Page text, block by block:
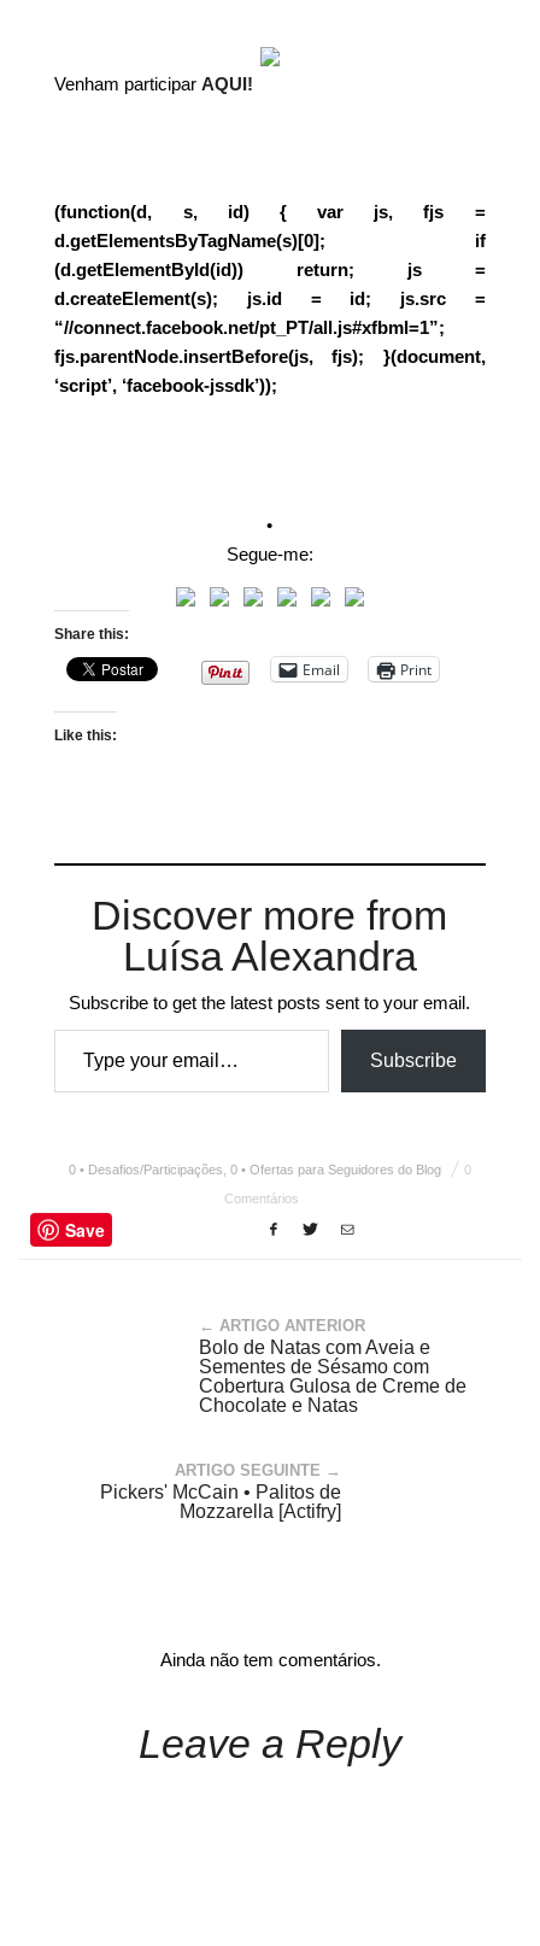
Venham participarAQUI!
(function(d, s, id) { var js, fjs =
d.getElementsByTagName(s)[0]; if
(d.getElementById(id)) return; js =
d.createElement(s); js.id = id; js.src =
“//connect.facebook.net/pt_PT/all.js#xfbml=1”;
fjs.parentNode.insertBefore(js, fjs); }(document,
‘script’, ‘facebook-jssdk’));
•
Segue-me:
Share this:
Email Print
Like this:
Discover more from
Luísa Alexandra
Subscribe to get the latest posts sent to your email.
Type your email…
Subscribe
0 • Desafios/Participações 0 • Ofertas para Seguidores do Blog
0
Comentários
Save
← ARTIGO ANTERIOR
Bolo de Natas com Aveia e
Sementes de Sésamo com
Cobertura Gulosa de Creme de
Chocolate e Natas
ARTIGO SEGUINTE →
Pickers' McCain • Palitos de
Mozzarella [Actifry]
Ainda não tem comentários.
Leave a Reply